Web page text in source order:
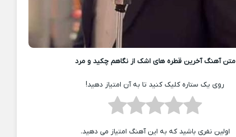
متن آهنگ آخرین قطره های اشک از نگاهم چکید و مرد
روی یک ستاره کلیک کنید تا به آن امتیاز دهید!
اولین نفری باشید که به این آهنگ امتیاز می دهید.